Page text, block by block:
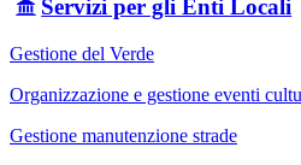
Servizi per gli Enti Locali
Gestione del Verde
Organizzazione e gestione eventi
Gestione manutenzione strade